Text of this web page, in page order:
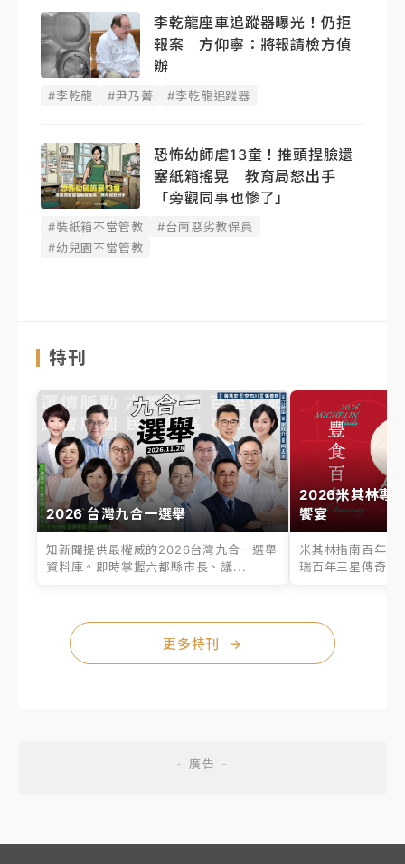
李乾龍座車追蹤器曝光！仍拒
報案 方仰寧：將報請檢方偵
辦
#李乾龍 #尹乃菁 #李乾龍追蹤器
恐怖幼師虐13童！推頭捏臉還
塞紙箱搖晃 教育局怒出手
「旁觀同事也慘了」
#裝紙箱不當管教
#台南惡劣教保員
#幼兒園不當管教
特刊
2026 台灣九合一選舉
知新聞提供最權威的2026台灣九合一選舉
資料庫。即時掌握六都縣市長、議...
2026米其林專
饗宴
米其林指南百年之
瑞百年三星傳奇、
更多特刊 →